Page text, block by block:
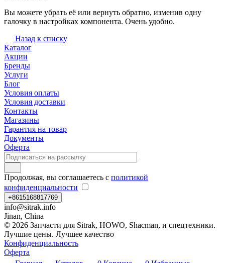
Вы можете убрать её или вернуть обратно, изменив одну
галочку в настройках компонента. Очень удобно.
Назад к списку
Каталог
Акции
Бренды
Услуги
Блог
Условия оплаты
Условия доставки
Контакты
Магазины
Гарантия на товар
Документы
Оферта
Продолжая, вы соглашаетесь с политикой
конфиденциальности
+8615168817769
info@sitrak.info
Jinan, China
© 2026 Запчасти для Sitrak, HOWO, Shacman, и спецтехники.
Лучшие цены. Лучшее качество
Конфиденциальность
Оферта